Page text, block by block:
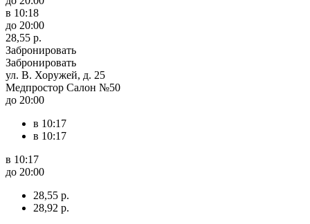
в 10:18
до 20:00
28,55 р.
Забронировать
Забронировать
ул. В. Хоружей, д. 25
Медпростор Салон №50
до 20:00
в 10:17
в 10:17
в 10:17
до 20:00
28,55 р.
28,92 р.